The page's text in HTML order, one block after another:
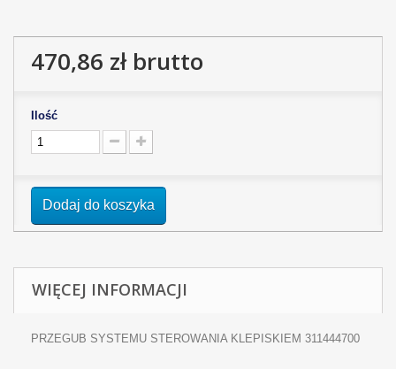
470,86 złbrutto
Ilość
Dodaj do koszyka
WIĘCEJ INFORMACJI
PRZEGUB SYSTEMU STEROWANIA KLEPISKIEM 311444700